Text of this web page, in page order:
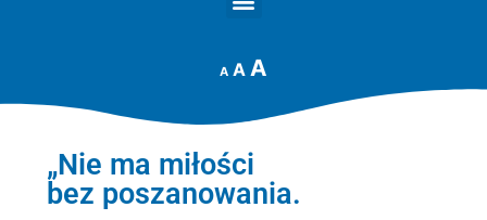
A A A
„Nie ma miłości
bez poszanowania.